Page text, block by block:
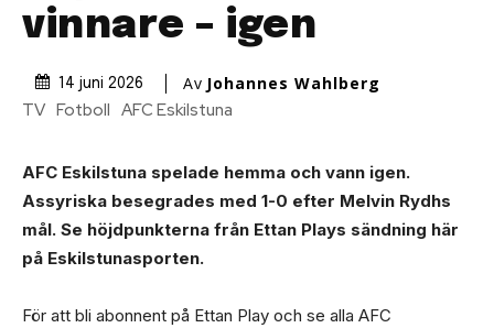
vinnare – igen
14 juni 2026 Av Johannes Wahlberg
TV Fotboll AFC Eskilstuna
AFC Eskilstuna spelade hemma och vann igen.
Assyriska besegrades med 1-0 efter Melvin Rydhs
mål. Se höjdpunkterna från Ettan Plays sändning här
på Eskilstunasporten.
För att bli abonnent på Ettan Play och se alla AFC